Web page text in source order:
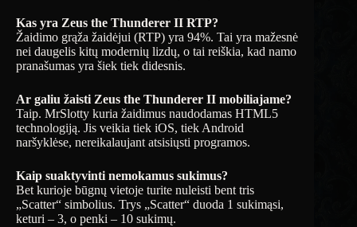
Kas yra Zeus the Thunderer II RTP?
Žaidimo grąža žaidėjui (RTP) yra 94%. Tai yra mažesnė
nei daugelis kitų modernių lizdų, o tai reiškia, kad namo
pranašumas yra šiek tiek didesnis.
Ar galiu žaisti Zeus the Thunderer II mobiliajame?
Taip. MrSlotty kuria žaidimus naudodamas HTML5
technologiją. Jis veikia tiek iOS, tiek Android
naršyklėse, nereikalaujant atsisiųsti programos.
Kaip suaktyvinti nemokamus sukimus?
Bet kurioje būgnų vietoje turite nuleisti bent tris
„Scatter“ simbolius. Trys „Scatter“ duoda 1 sukimąsi,
keturi – 3, o penki – 10 sukimų.